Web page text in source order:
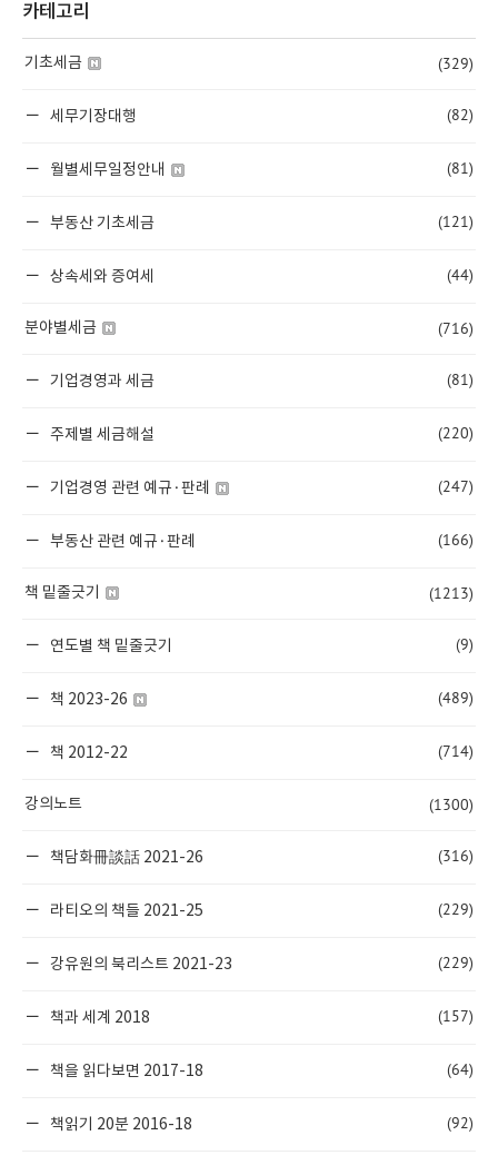
카테고리
기초세금 (329)
세무기장대행 (82)
월별세무일정안내 (81)
부동산 기초세금 (121)
상속세와 증여세 (44)
분야별세금 (716)
기업경영과 세금 (81)
주제별 세금해설 (220)
기업경영 관련 예규·판례 (247)
부동산 관련 예규·판례 (166)
책 밑줄긋기 (1213)
연도별 책 밑줄긋기 (9)
책 2023-26 (489)
책 2012-22 (714)
강의노트 (1300)
책담화冊談話 2021-26 (316)
라티오의 책들 2021-25 (229)
강유원의 북리스트 2021-23 (229)
책과 세계 2018 (157)
책을 읽다보면 2017-18 (64)
책읽기 20분 2016-18 (92)